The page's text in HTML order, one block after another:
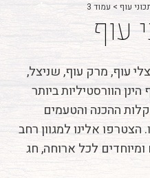
עוף > עמוד 3
עוף
עוף, מרק עוף, שניצל,
הוורסטיליות ביותר
ההכנה והטעמים
אלינו למגוון רחב
לכל ארוחה, חג